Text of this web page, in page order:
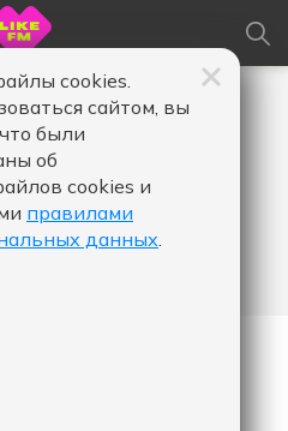
cookies.
сайтом, вы
были
об
cookies и
правилами
данных.